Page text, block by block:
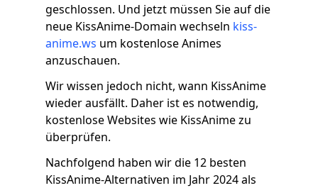
geschlossen. Und jetzt müssen Sie auf die
neue KissAnime-Domain wechseln kiss-
anime.ws um kostenlose Animes
anzuschauen.
Wir wissen jedoch nicht, wann KissAnime
wieder ausfällt. Daher ist es notwendig,
kostenlose Websites wie KissAnime zu
überprüfen.
Nachfolgend haben wir die 12 besten
KissAnime-Alternativen im Jahr 2024 als